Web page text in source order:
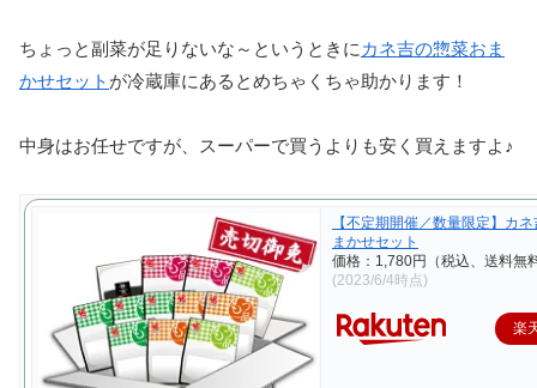
ちょっと副菜が足りないな～というときに カネ吉の惣菜おま
かせセット が冷蔵庫にあるとめちゃくちゃ助かります！
中身はお任せですが、スーパーで買うよりも安く買えますよ♪
【不定期開催／数量限定】カ
まかせセット
価格：1,780円（税込、送料無
(2023/6/4時点)
楽